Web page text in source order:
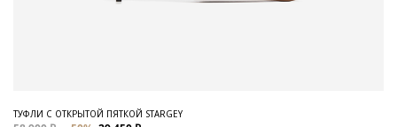
ТУФЛИ С ОТКРЫТОЙ ПЯТКОЙ STARGEY